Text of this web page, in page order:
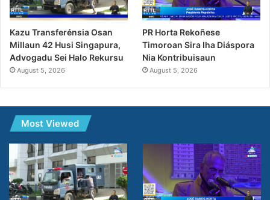
Kazu Transferénsia Osan
Millaun 42 Husi Singapura,
Advogadu Sei Halo Rekursu
August 5, 2026
PR Horta Rekoñese
Timoroan Sira Iha Diáspora
Nia Kontribuisaun
August 5, 2026
Most Viewed